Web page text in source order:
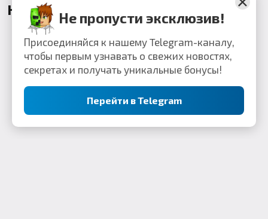
КомментарииНе пропусти эксклюзив!
Присоединяйся к нашему Telegram-каналу,
чтобы первым узнавать о свежих новостях,
секретах и получать уникальные бонусы!
Перейти в Telegram